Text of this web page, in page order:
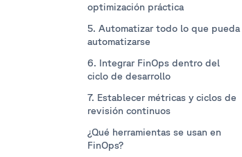
optimización práctica
5. Automatizar todo lo que pueda
automatizarse
6. Integrar FinOps dentro del
ciclo de desarrollo
7. Establecer métricas y ciclos de
revisión continuos
¿Qué herramientas se usan en
FinOps?